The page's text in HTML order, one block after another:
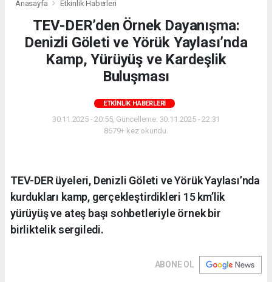
Anasayfa Etkinlik Haberleri
TEV-DER’den Örnek Dayanışma:
Denizli Göleti ve Yörük Yaylası’nda
Kamp, Yürüyüş ve Kardeşlik
Buluşması
ETKINLIK HABERLERI
30.11.2025 - 20:55, Güncelleme: 30.11.2025 - 22:31
8679+ kez okundu.
TEV-DER üyeleri, Denizli Göleti ve Yörük Yaylası’nda
kurdukları kamp, gerçekleştirdikleri 15 km’lik
yürüyüş ve ateş başı sohbetleriyle örnek bir
birliktelik sergiledi.
ABONE OL